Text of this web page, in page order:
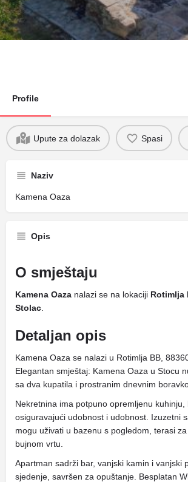
Profile
Upute za dolazak Spasi
Naziv
Kamena Oaza
Opis
O smještaju
Kamena Oaza nalazi se na lokaciji Rotimlja
Stolac
Detaljan opis
Kamena Oaza se nalazi u Rotimlja BB,
Elegantan smještaj: Kamena Oaza u Stocu
sa dva kupatila i prostranim dnevnim
Nekretnina ima potpuno opremljenu kuhinju,
osiguravajući udobnost i udobnost. Izuzetni
mogu uživati ​​u bazenu s pogledom, terasi
bujnom vrtu.
Apartman sadrži bar, vanjski kamin i vanjski
sjedenje, savršen za opuštanje. Besplatan